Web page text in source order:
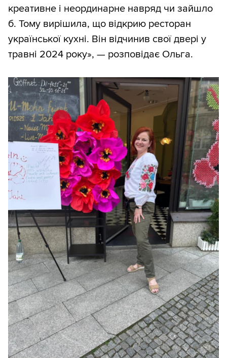
креативне і неординарне навряд чи зайшло
б. Тому вирішила, що відкрию ресторан
української кухні. Він відчинив свої двері у
травні 2024 року», — розповідає Ольга.